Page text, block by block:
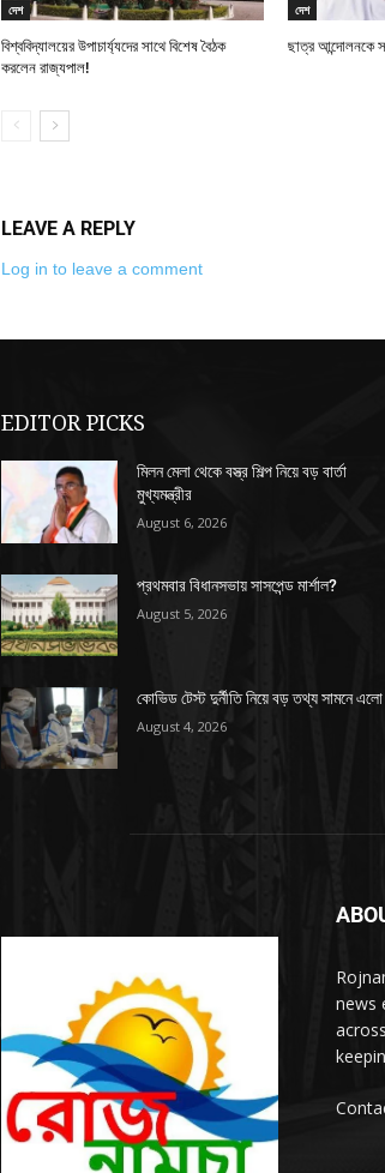
দেশ
বিশ্ববিদ্যালয়ের উপাচার্য্যদের সাথে বিশেষ বৈঠক
করলেন রাজ্যপাল!
দেশ
ছাত্র আন্দোলনকে
LEAVE A REPLY
Log in to leave a comment
EDITOR PICKS
মিলন মেলা থেকে বস্ত্র শিল্প নিয়ে বড় বার্তা
মুখ্যমন্ত্রীর
August 6, 2026
প্রথমবার বিধানসভায় সাসপেন্ড মার্শাল?
August 5, 2026
কোভিড টেস্ট দুর্নীতি নিয়ে বড় তথ্য সামনে এলো
August 4, 2026
news